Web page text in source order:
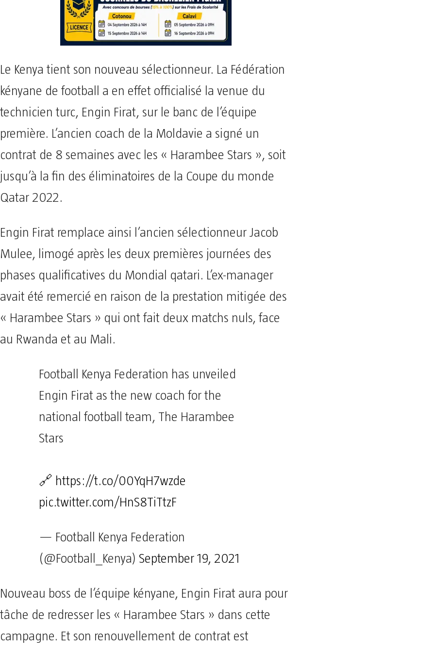
Le Kenya tient son nouveau sélectionneur. La Fédération
kényane de football a en effet officialisé la venue du
technicien turc, Engin Firat, sur le banc de l’équipe
première. L’ancien coach de la Moldavie a signé un
contrat de 8 semaines avec les « Harambee Stars », soit
jusqu’à la fin des éliminatoires de la Coupe du monde
Qatar 2022.
Engin Firat remplace ainsi l’ancien sélectionneur Jacob
Mulee, limogé après les deux premières journées des
phases qualificatives du Mondial qatari. L’ex-manager
avait été remercié en raison de la prestation mitigée des
« Harambee Stars » qui ont fait deux matchs nuls, face
au Rwanda et au Mali.
Football Kenya Federation has unveiled
Engin Firat as the new coach for the
national football team, The Harambee
Stars
🔗 https://t.co/00YqH7wzde
pic.twitter.com/HnS8TiTtzF
— Football Kenya Federation
(@Football_Kenya) September 19, 2021
Nouveau boss de l’équipe kényane, Engin Firat aura pour
tâche de redresser les « Harambee Stars » dans cette
campagne. Et son renouvellement de contrat est